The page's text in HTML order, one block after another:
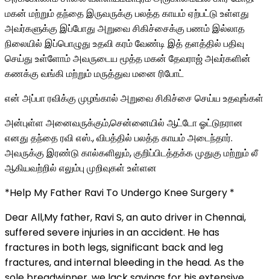
மகன் மற்றும் தந்தை இருவருக்கு பலத்த காயம் ஏற்பட்டு உள்ளது
அவர்களுக்கு இப்போது அறுவை சிகிச்சைக்கு பணம் இல்லாத
நிலையில் இப்பொழுது உதவி கரம் வேண்டி இத் தளத்தில் பதிவு
செய்து உள்ளோம் அவருடைய மூத்த மகன் தேவராஜ் அவர்களின்
கணக்கு வங்கி மற்றும் மருத்துவ மனை ரிபோட்
என் அப்பா ரவிக்கு முழங்கால் அறுவை சிகிச்சை செய்ய உதவுங்கள்
அன்புள்ள அனைவருக்கும்,சென்னையில் ஆட்டோ ஓட்டுநரான
எனது தந்தை ரவி எஸ்., விபத்தில் பலத்த காயம் அடைந்தார்.
அவருக்கு இரண்டு கால்களிலும், குறிப்பிடத்தக்க முதுகு மற்றும் லீ
ஆகியவற்றில் எலும்பு முறிவுகள் உள்ளன
*Help My Father Ravi To Undergo Knee Surgery *
Dear All,My father, Ravi S, an auto driver in Chennai,
suffered severe injuries in an accident. He has
fractures in both legs, significant back and leg
fractures, and internal bleeding in the head. As the